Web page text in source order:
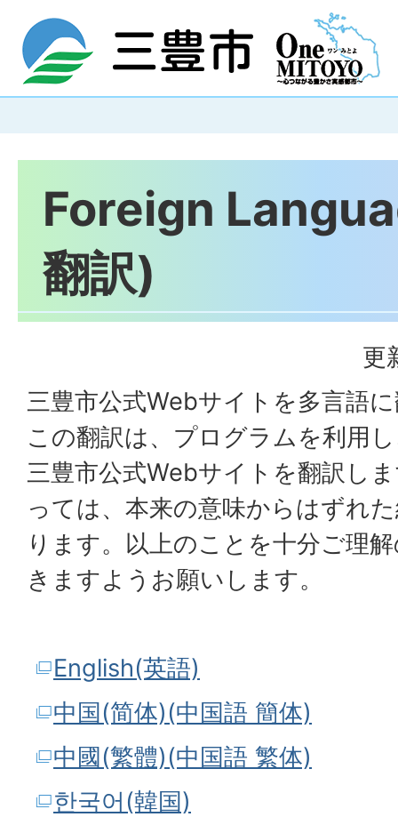
Foreign
翻訳)
更
三豊市公式Webサイトを多言語
この翻訳は、プログラムを利用
三豊市公式Webサイトを翻訳し
っては、本来の意味からはずれ
ります。以上のことを十分ご理
きますようお願いします。
English(英語)
中国(简体)(中国語 簡体)
中國(繁體)(中国語 繁体)
한국어(韓国)